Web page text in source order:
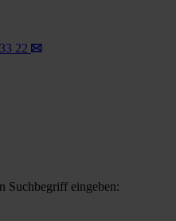
22
Suchbegriff eingeben: